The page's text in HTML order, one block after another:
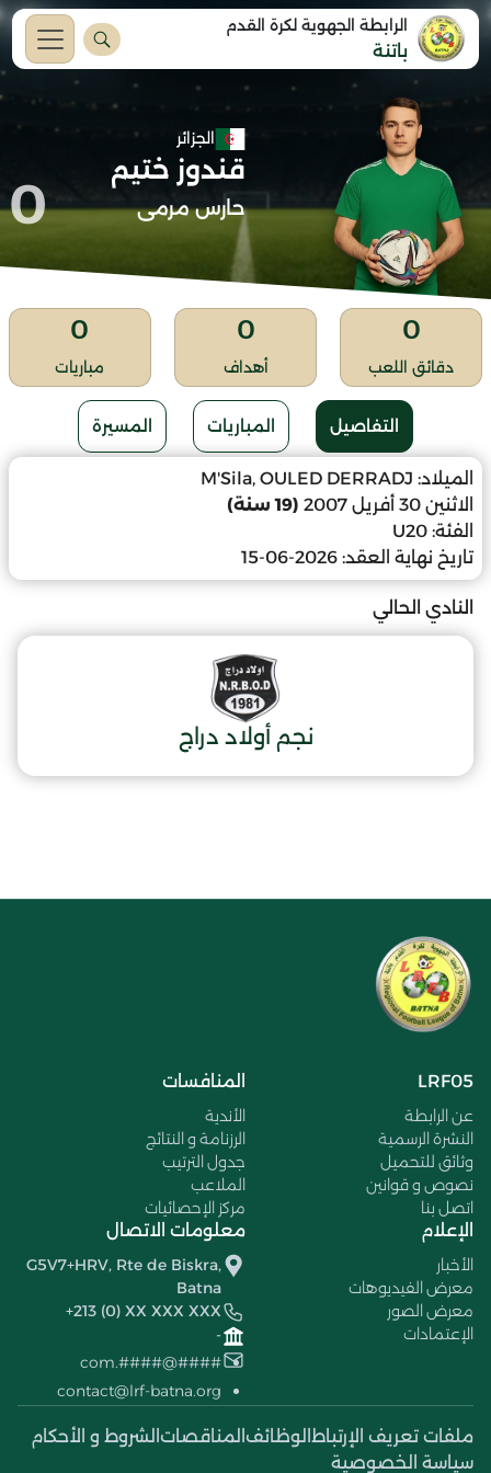
الرابطة الجهوية لكرة القدم
باتنة
الجزائر
قندوز ختيم
حارس مرمى 0
0
دقائق اللعب
0
أهداف
0
مباريات
التفاصيل المباريات المسيرة
الميلاد: M'Sila, OULED DERRADJ
الاثنين 30 أفريل 2007
(19 سنة)
الفئة: U20
تاريخ نهاية العقد: 2026-06-15
النادي الحالي
نجم أولاد دراج
LRF05
عن الرابطة
النشرة الرسمية
وثائق للتحميل
نصوص و قوانين
اتصل بنا
المنافسات
الأندية
الرزنامة و النتائج
جدول الترتيب
الملاعب
مركز الإحصائيات
الإعلام
الأخبار
معرض الفيديوهات
معرض الصور
الإعتمادات
معلومات الاتصال
G5V7+HRV, Rte de Biskra,
Batna
+213 (0) XX XXX XXX
-
####@####.com
contact@lrf-batna.org
ملفات تعريف الإرتباط الوظائف المناقصات الشروط و الأحكام
سياسة الخصوصية